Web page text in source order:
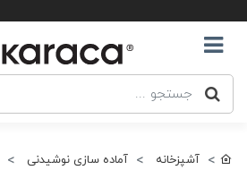
آشپزخانه آماده سازی نوشیدنی